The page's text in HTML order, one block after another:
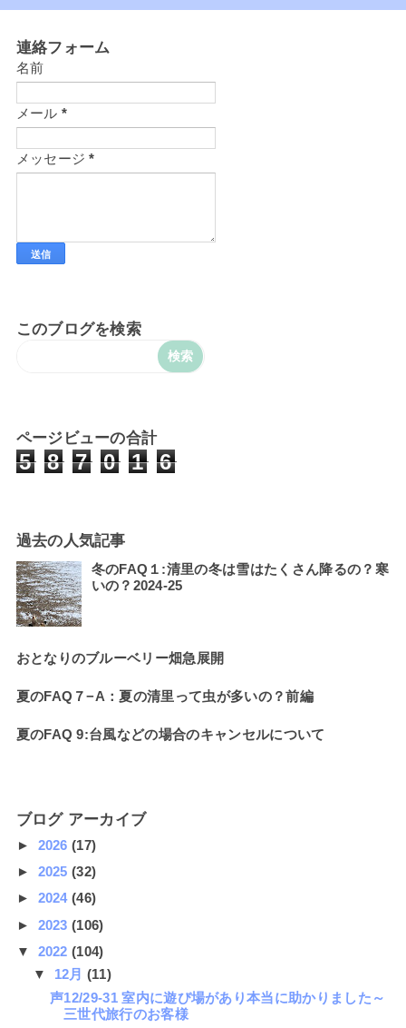
連絡フォーム
名前
メール *
メッセージ*
このブログを検索
ページビューの合計
5 8 7 0 1 6
過去の人気記事
冬のFAQ１:清里の冬は雪はたくさん降るの？寒
いの？2024-25
おとなりのブルーベリー畑急展開
夏のFAQ７−A：夏の清里って虫が多いの？前編
夏のFAQ 9:台風などの場合のキャンセルについて
ブログ アーカイブ
► 2026(17)
► 2025(32)
► 2024(46)
► 2023(106)
▼ 2022(104)
▼ 12月 (11)
声12/29-31 室内に遊び場があり本当に助かりました～
三世代旅行のお客様